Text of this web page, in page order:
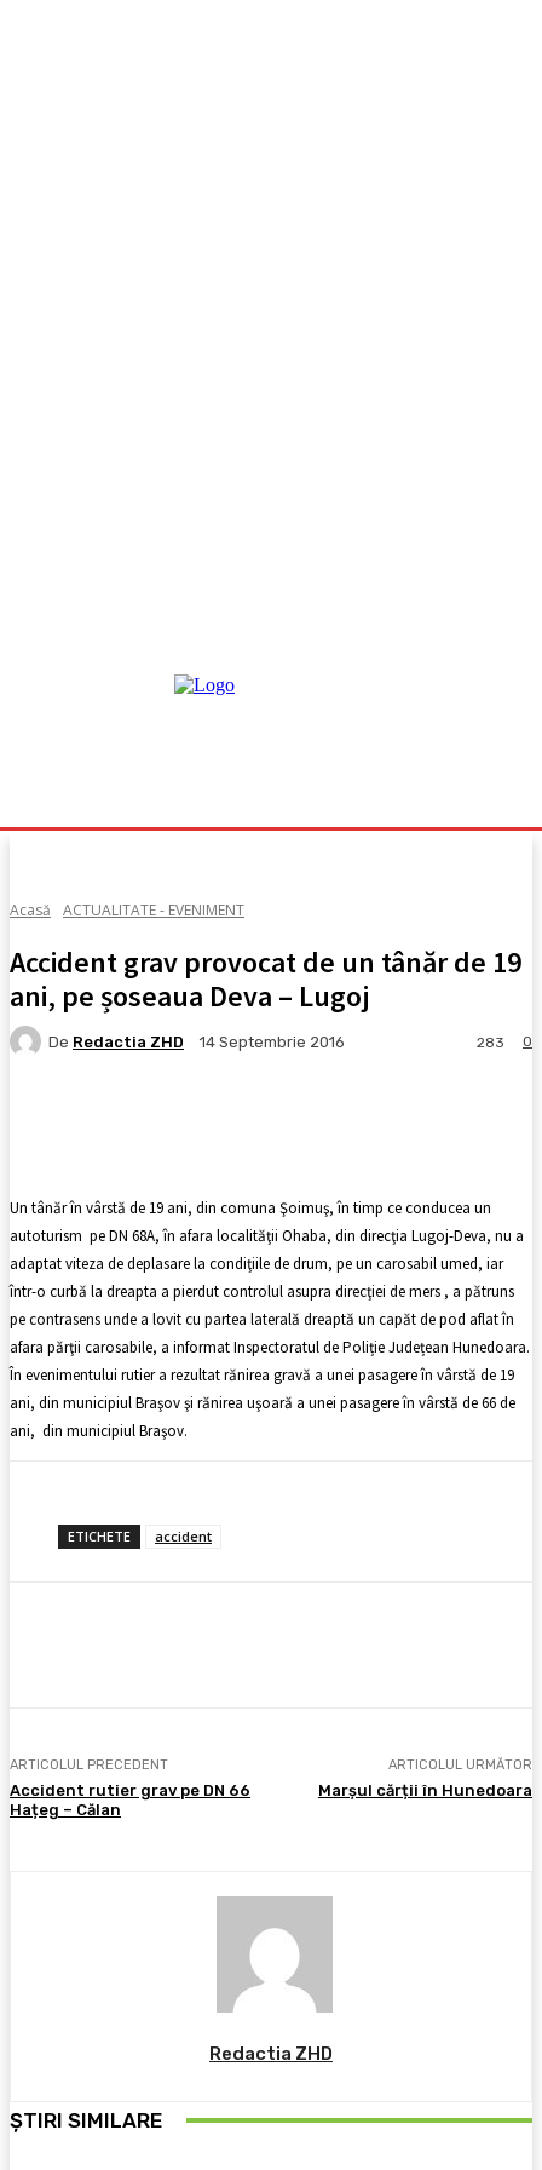
Acasă ACTUALITATE - EVENIMENT
Accident grav provocat de un tânăr de 19
ani, pe șoseaua Deva – Lugoj
De Redactia ZHD 14 Septembrie 2016 0
283
Un tânăr în vârstă de 19 ani, din comuna Şoimuş, în timp ce conducea un
autoturism pe DN 68A, în afara localităţii Ohaba, din direcţia Lugoj-Deva, nu a
adaptat viteza de deplasare la condiţiile de drum, pe un carosabil umed, iar
într-o curbă la dreapta a pierdut controlul asupra direcţiei de mers , a pătruns
pe contrasens unde a lovit cu partea laterală dreaptă un capăt de pod aflat în
afara părţii carosabile, a informat Inspectoratul de Poliție Județean Hunedoara.
În evenimentului rutier a rezultat rănirea gravă a unei pasagere în vârstă de 19
ani, din municipiul Braşov şi rănirea uşoară a unei pasagere în vârstă de 66 de
ani, din municipiul Braşov.
ETICHETE accident
ARTICOLUL PRECEDENT
Accident rutier grav pe DN 66
Hațeg – Călan
ARTICOLUL URMĂTOR
Marșul cărții în Hunedoara
Redactia ZHD
ȘTIRI SIMILARE